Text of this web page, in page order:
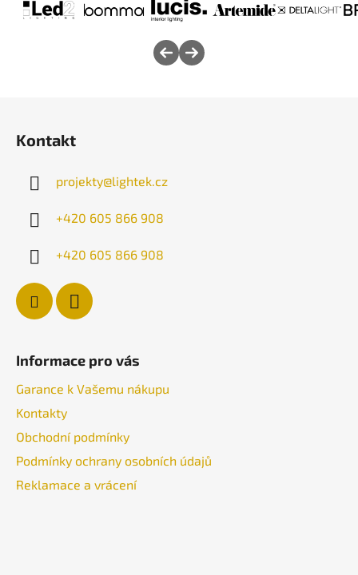
Kontakt
projekty@lightek.cz
+420 605 866 908
+420 605 866 908
Informace pro vás
Garance k Vašemu nákupu
Kontakty
Obchodní podmínky
Podmínky ochrany osobních údajů
Reklamace a vrácení